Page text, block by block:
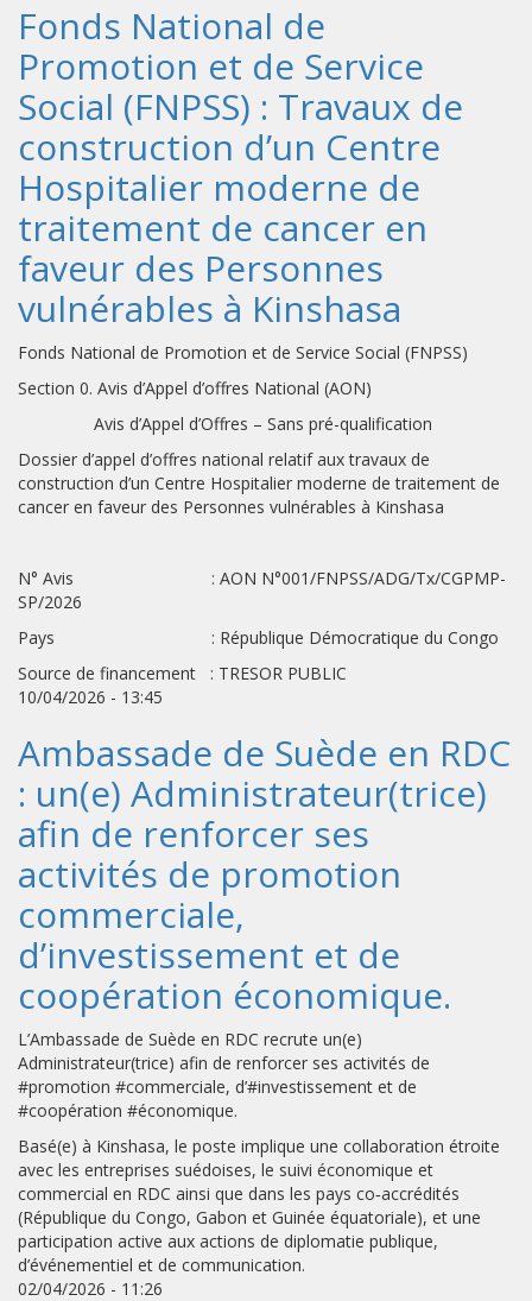
Fonds National de
Promotion et de Service
Social (FNPSS) : Travaux de
construction d’un Centre
Hospitalier moderne de
traitement de cancer en
faveur des Personnes
vulnérables à Kinshasa
Fonds National de Promotion et de Service Social (FNPSS)
Section 0. Avis d’Appel d’offres National (AON)
Avis d’Appel d’Offres – Sans pré-qualification
Dossier d’appel d’offres national relatif aux travaux de
construction d’un Centre Hospitalier moderne de traitement de
cancer en faveur des Personnes vulnérables à Kinshasa
N° Avis : AON N°001/FNPSS/ADG/Tx/CGPMP-
SP/2026
Pays : République Démocratique du Congo
Source de financement : TRESOR PUBLIC
10/04/2026 - 13:45
Ambassade de Suède en RDC
: un(e) Administrateur(trice)
afin de renforcer ses
activités de promotion
commerciale,
d’investissement et de
coopération économique.
L’Ambassade de Suède en RDC recrute un(e)
Administrateur(trice) afin de renforcer ses activités de
#promotion #commerciale, d’#investissement et de
#coopération #économique.
Basé(e) à Kinshasa, le poste implique une collaboration étroite
avec les entreprises suédoises, le suivi économique et
commercial en RDC ainsi que dans les pays co‑accrédités
(République du Congo, Gabon et Guinée équatoriale), et une
participation active aux actions de diplomatie publique,
d’événementiel et de communication.
02/04/2026 - 11:26